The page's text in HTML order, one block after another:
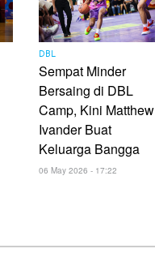
DBL
Sempat Minder
Bersaing di DBL
Camp, Kini Matthew
Ivander Buat
Keluarga Bangga
06 May 2026 - 17:22